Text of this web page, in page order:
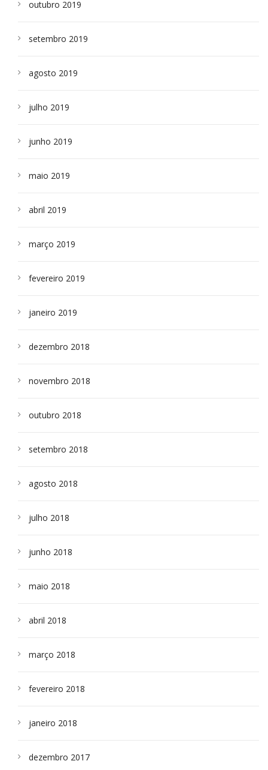
outubro 2019
setembro 2019
agosto 2019
julho 2019
junho 2019
maio 2019
abril 2019
março 2019
fevereiro 2019
janeiro 2019
dezembro 2018
novembro 2018
outubro 2018
setembro 2018
agosto 2018
julho 2018
junho 2018
maio 2018
abril 2018
março 2018
fevereiro 2018
janeiro 2018
dezembro 2017